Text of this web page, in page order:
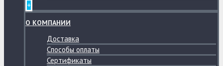
+
О КОМПАНИИ
Доставка
Способы оплаты
Сертификаты